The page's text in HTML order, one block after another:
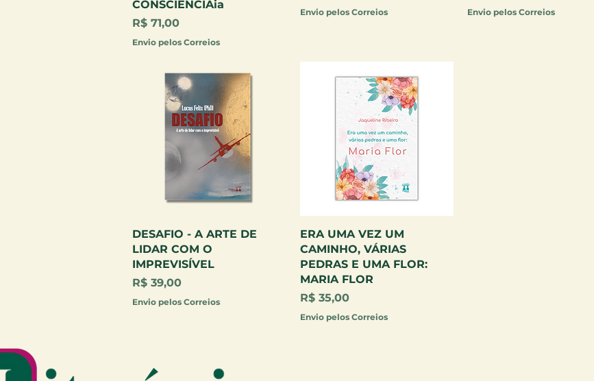
CONSCIÊNCIAia
Preço
R$ 71,00
Envio pelos Correios
Envio pelos Correios Envio pelos Correios
Visualização rápida
DESAFIO - A ARTE DE
LIDAR COM O
IMPREVISÍVEL
Preço
R$ 39,00
Envio pelos Correios
Visualização rápida
ERA UMA VEZ UM
CAMINHO, VÁRIAS
PEDRAS E UMA FLOR:
MARIA FLOR
Preço
R$ 35,00
Envio pelos Correios